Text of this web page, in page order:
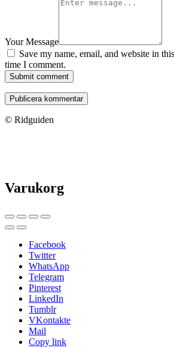
Your Message
Save my name, email, and website in
time I comment.
Submit comment
© Ridguiden
Varukorg
Facebook
Twitter
WhatsApp
Telegram
Pinterest
LinkedIn
Tumblr
VKontakte
Mail
Copy link